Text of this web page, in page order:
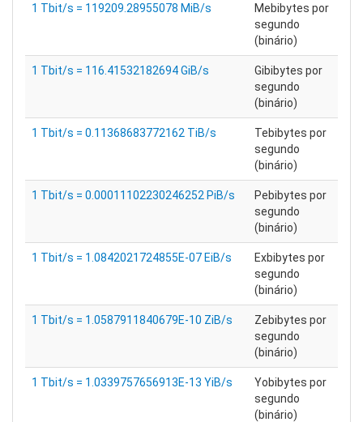
1 Tbit/s = 119209.28955078 MiB/s
Mebibytes por
segundo
(binário)
1 Tbit/s = 116.41532182694 GiB/s
Gibibytes por
segundo
(binário)
1 Tbit/s = 0.11368683772162 TiB/s
Tebibytes por
segundo
(binário)
1 Tbit/s = 0.00011102230246252 PiB/s
Pebibytes por
segundo
(binário)
1 Tbit/s = 1.0842021724855E-07 EiB/s
Exbibytes por
segundo
(binário)
1 Tbit/s = 1.0587911840679E-10 ZiB/s
Zebibytes por
segundo
(binário)
1 Tbit/s = 1.0339757656913E-13 YiB/s
Yobibytes por
segundo
(binário)